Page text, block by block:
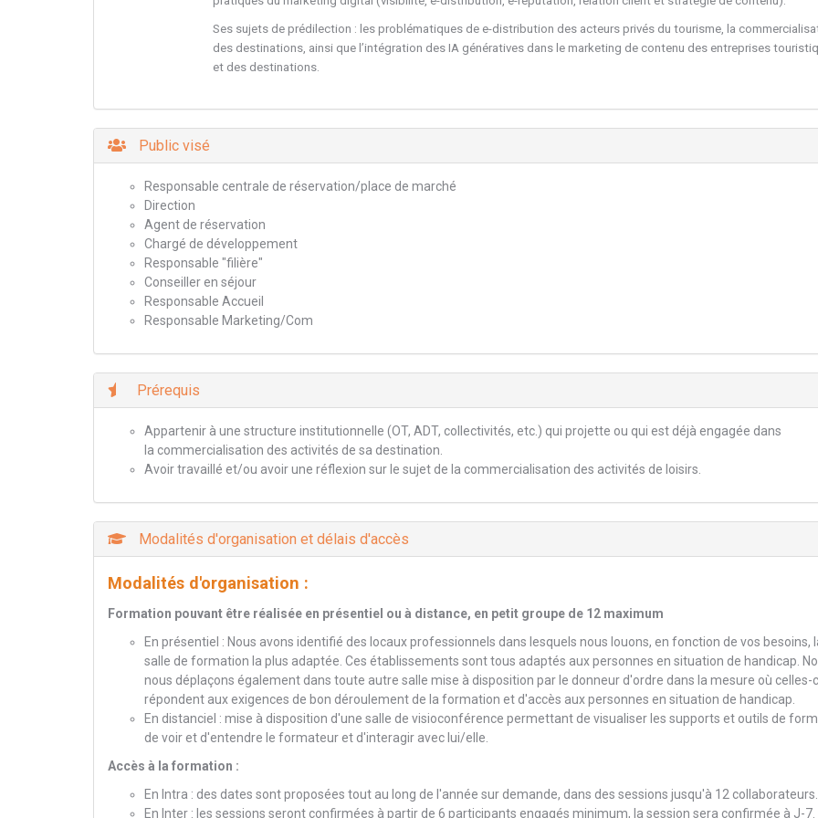
Ses sujets de prédilection : les problématiques de e-distribution des acteurs privés du tourisme, la
des destinations, ainsi que l’intégration des IA génératives dans le marketing de contenu des entreprises
et des destinations.
Public visé
Responsable centrale de réservation/place de marché
Direction
Agent de réservation
Chargé de développement
Responsable "filière"
Conseiller en séjour
Responsable Accueil
Responsable Marketing/Com
Prérequis
Appartenir à une structure institutionnelle (OT, ADT, collectivités, etc.) qui projette ou qui est déjà engagée dans
la commercialisation des activités de sa destination.
Avoir travaillé et/ou avoir une réflexion sur le sujet de la commercialisation des activités de loisirs.
Modalités d'organisation et délais d'accès
Modalités d'organisation :
Formation pouvant être réalisée en présentiel ou à distance, en petit groupe de 12 maximum
En présentiel : Nous avons identifié des locaux professionnels dans lesquels nous louons, en fonction de vos besoins,
salle de formation la plus adaptée. Ces établissements sont tous adaptés aux personnes en situation de handicap.
nous déplaçons également dans toute autre salle mise à disposition par le donneur d'ordre dans la mesure où celles-
répondent aux exigences de bon déroulement de la formation et d'accès aux personnes en situation de handicap.
En distanciel : mise à disposition d'une salle de visioconférence permettant de visualiser les supports et outils de
de voir et d'entendre le formateur et d'interagir avec lui/elle.
Accès à la formation :
En Intra : des dates sont proposées tout au long de l'année sur demande, dans des sessions jusqu'à 12 collaborateurs.
En Inter : les sessions seront confirmées à partir de 6 participants engagés minimum, la session sera confirmée à J-7.